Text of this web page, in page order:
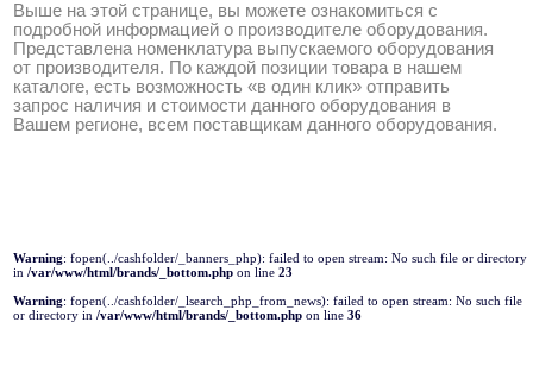
Выше на этой странице, вы можете ознакомиться с
подробной информацией о производителе оборудования.
Представлена номенклатура выпускаемого оборудования
от производителя. По каждой позиции товара в нашем
каталоге, есть возможность «в один клик» отправить
запрос наличия и стоимости данного оборудования в
Вашем регионе, всем поставщикам данного оборудования.
Warning: fopen(../cashfolder/_banners_php): failed to open stream: No such file or directory
in /var/www/html/brands/_bottom.php on line 23
Warning: fopen(../cashfolder/_lsearch_php_from_news): failed to open stream: No such file
or directory in /var/www/html/brands/_bottom.php on line 36